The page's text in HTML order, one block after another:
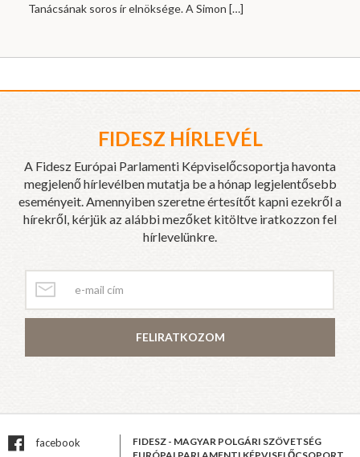
Tanácsának soros ír elnöksége. A Simon […]
FIDESZ HÍRLEVÉL
A Fidesz Európai Parlamenti Képviselőcsoportja havonta
megjelenő hírlevélben mutatja be a hónap legjelentősebb
eseményeit. Amennyiben szeretne értesítőt kapni ezekről a
hírekről, kérjük az alábbi mezőket kitöltve iratkozzon fel
hírlevelünkre.
FELIRATKOZOM
facebook
FIDESZ - MAGYAR POLGÁRI SZÖVETSÉG